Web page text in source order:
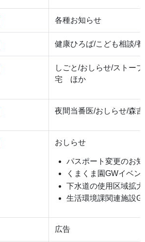
各種お知らせ
健康ひろば/こども相談/
しごと/おしらせ/ストー
宅 ほか
夜間当番医/おしらせ/森
おしらせ
パスポート変更のお
くまくま園GWイベン
下水道の使用区域拡大
生活環境課関連
広告